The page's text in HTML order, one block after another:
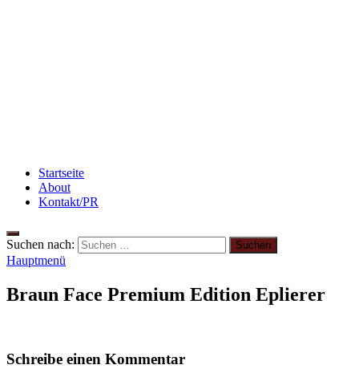
Startseite
About
Kontakt/PR
Suchen nach:
Hauptmenü
Braun Face Premium Edition Eplierer
Schreibe einen Kommentar